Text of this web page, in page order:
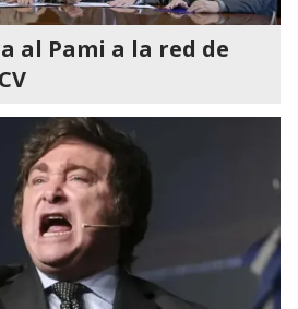
al Pami a la red de